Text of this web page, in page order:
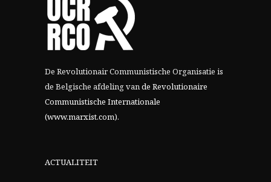
De Revolutionair Communistische Organisatie is
de Belgische afdeling vande Revolutionaire
Communistische Internationale
(www.marxist.com).
ACTUALITEIT